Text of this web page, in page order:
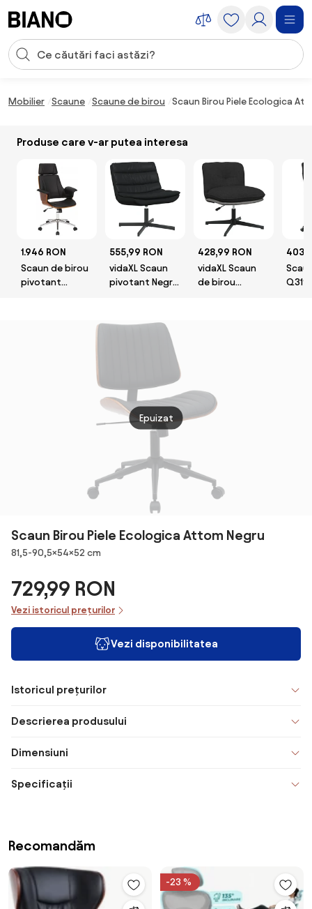
Introducerea căutării
Mobilier Scaune Scaune de birou Scaun Birou Piele Ecologica
Produse care v-ar putea interesa
1.946 RON
Scaun de birou
pivotant
555,99 RON
vidaXL Scaun
pivotant Negru
428,99 RON
vidaXL Scaun
de birou
403
Q319,
Epuizat
Scaun Birou Piele Ecologica Attom Negru
Dimensiuni
81,5-90,5×54×52 cm
729,99 RON
Vezi istoricul prețurilor
Vezi disponibilitatea
Istoricul prețurilor
Descrierea produsului
Dimensiuni
Specificații
Recomandăm
-23 %